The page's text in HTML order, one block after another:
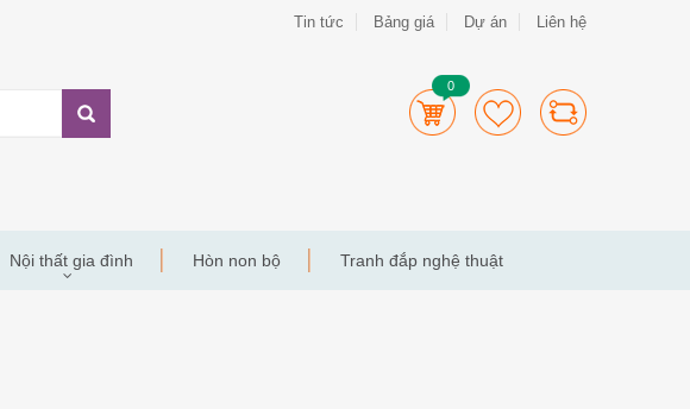
Tin tức Bảng giá Dự án Liên hệ
0
Nội thất gia đình Hòn non bộ Tranh đắp nghệ thuật